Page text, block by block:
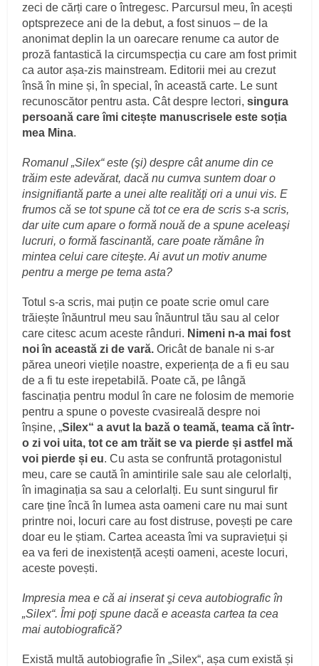
zeci de cărți care o întregesc. Parcursul meu, în acești
optsprezece ani de la debut, a fost sinuos – de la
anonimat deplin la un oarecare renume ca autor de
proză fantastică la circumspecția cu care am fost primit
ca autor așa-zis mainstream. Editorii mei au crezut
însă în mine și, în special, în această carte. Le sunt
recunoscător pentru asta. Cât despre lectori,singura
persoană care îmi citește manuscrisele este soția
mea Mina.
Romanul „Silex“ este (şi) despre cât anume din ce
trăim este adevărat, dacă nu cumva suntem doar o
insignifiantă parte a unei alte realităţi ori a unui vis. E
frumos că se tot spune că tot ce era de scris s-a scris,
dar uite cum apare o formă nouă de a spune aceleaşi
lucruri, o formă fascinantă, care poate rămâne în
mintea celui care citeşte. Ai avut un motiv anume
pentru a merge pe tema asta?
Totul s-a scris, mai puțin ce poate scrie omul care
trăiește înăuntrul meu sau înăuntrul tău sau al celor
care citesc acum aceste rânduri. Nimeni n-a mai fost
noi în această zi de vară. Oricât de banale ni s-ar
părea uneori viețile noastre, experiența de a fi eu sau
de a fi tu este irepetabilă. Poate că, pe lângă
fascinația pentru modul în care ne folosim de memorie
pentru a spune o poveste cvasireală despre noi
înșine, „Silex“ a avut la bază o teamă, teama că într-
o zi voi uita, tot ce am trăit se va pierde și astfel mă
voi pierde și eu. Cu asta se confruntă protagonistul
meu, care se caută în amintirile sale sau ale celorlalți,
în imaginația sa sau a celorlalți. Eu sunt singurul fir
care ține încă în lumea asta oameni care nu mai sunt
printre noi, locuri care au fost distruse, povești pe care
doar eu le știam. Cartea aceasta îmi va supraviețui și
ea va feri de inexistență acești oameni, aceste locuri,
aceste povești.
Impresia mea e că ai inserat şi ceva autobiografic în
„Silex“. Îmi poţi spune dacă e aceasta cartea ta cea
mai autobiografică?
Există multă autobiografie în „Silex“, așa cum există și